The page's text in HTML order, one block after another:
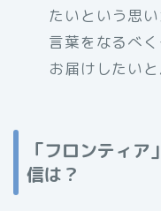
たいという思
言葉をなるべ
お届けしたいと
「フロンティ
信は？